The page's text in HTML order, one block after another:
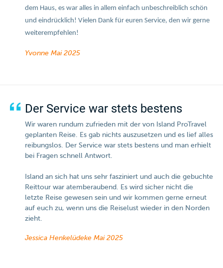
dem Haus, es war alles in allem einfach unbeschreiblich schön
und eindrücklich! Vielen Dank für euren Service, den wir gerne
weiterempfehlen!
Yvonne Mai 2025
Der Service war stets bestens
Wir waren rundum zufrieden mit der von Island ProTravel
geplanten Reise. Es gab nichts auszusetzen und es lief alles
reibungslos. Der Service war stets bestens und man erhielt
bei Fragen schnell Antwort.
Island an sich hat uns sehr fasziniert und auch die gebuchte
Reittour war atemberaubend. Es wird sicher nicht die
letzte Reise gewesen sein und wir kommen gerne erneut
auf euch zu, wenn uns die Reiselust wieder in den Norden
zieht.
Jessica Henkelüdeke Mai 2025